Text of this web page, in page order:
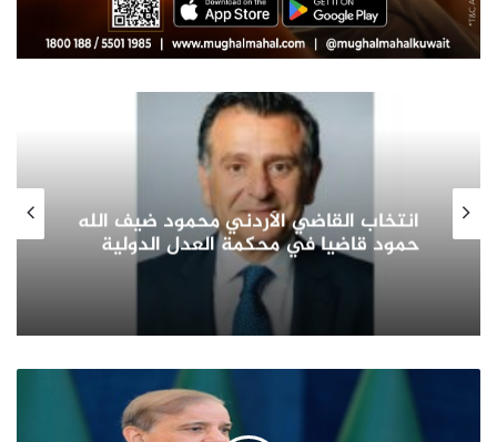
صاحب السمو الأمير الشيخ مشعل الأحمد
الجابر الصباح يشيد بدور المرأة الكويتية
في التنمية الشاملة ويؤكد: شريك
أساسي في بناء الوطن وتمثيله دوليا
رئيس